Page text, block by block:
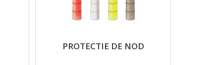
PROTECTIE DE NOD